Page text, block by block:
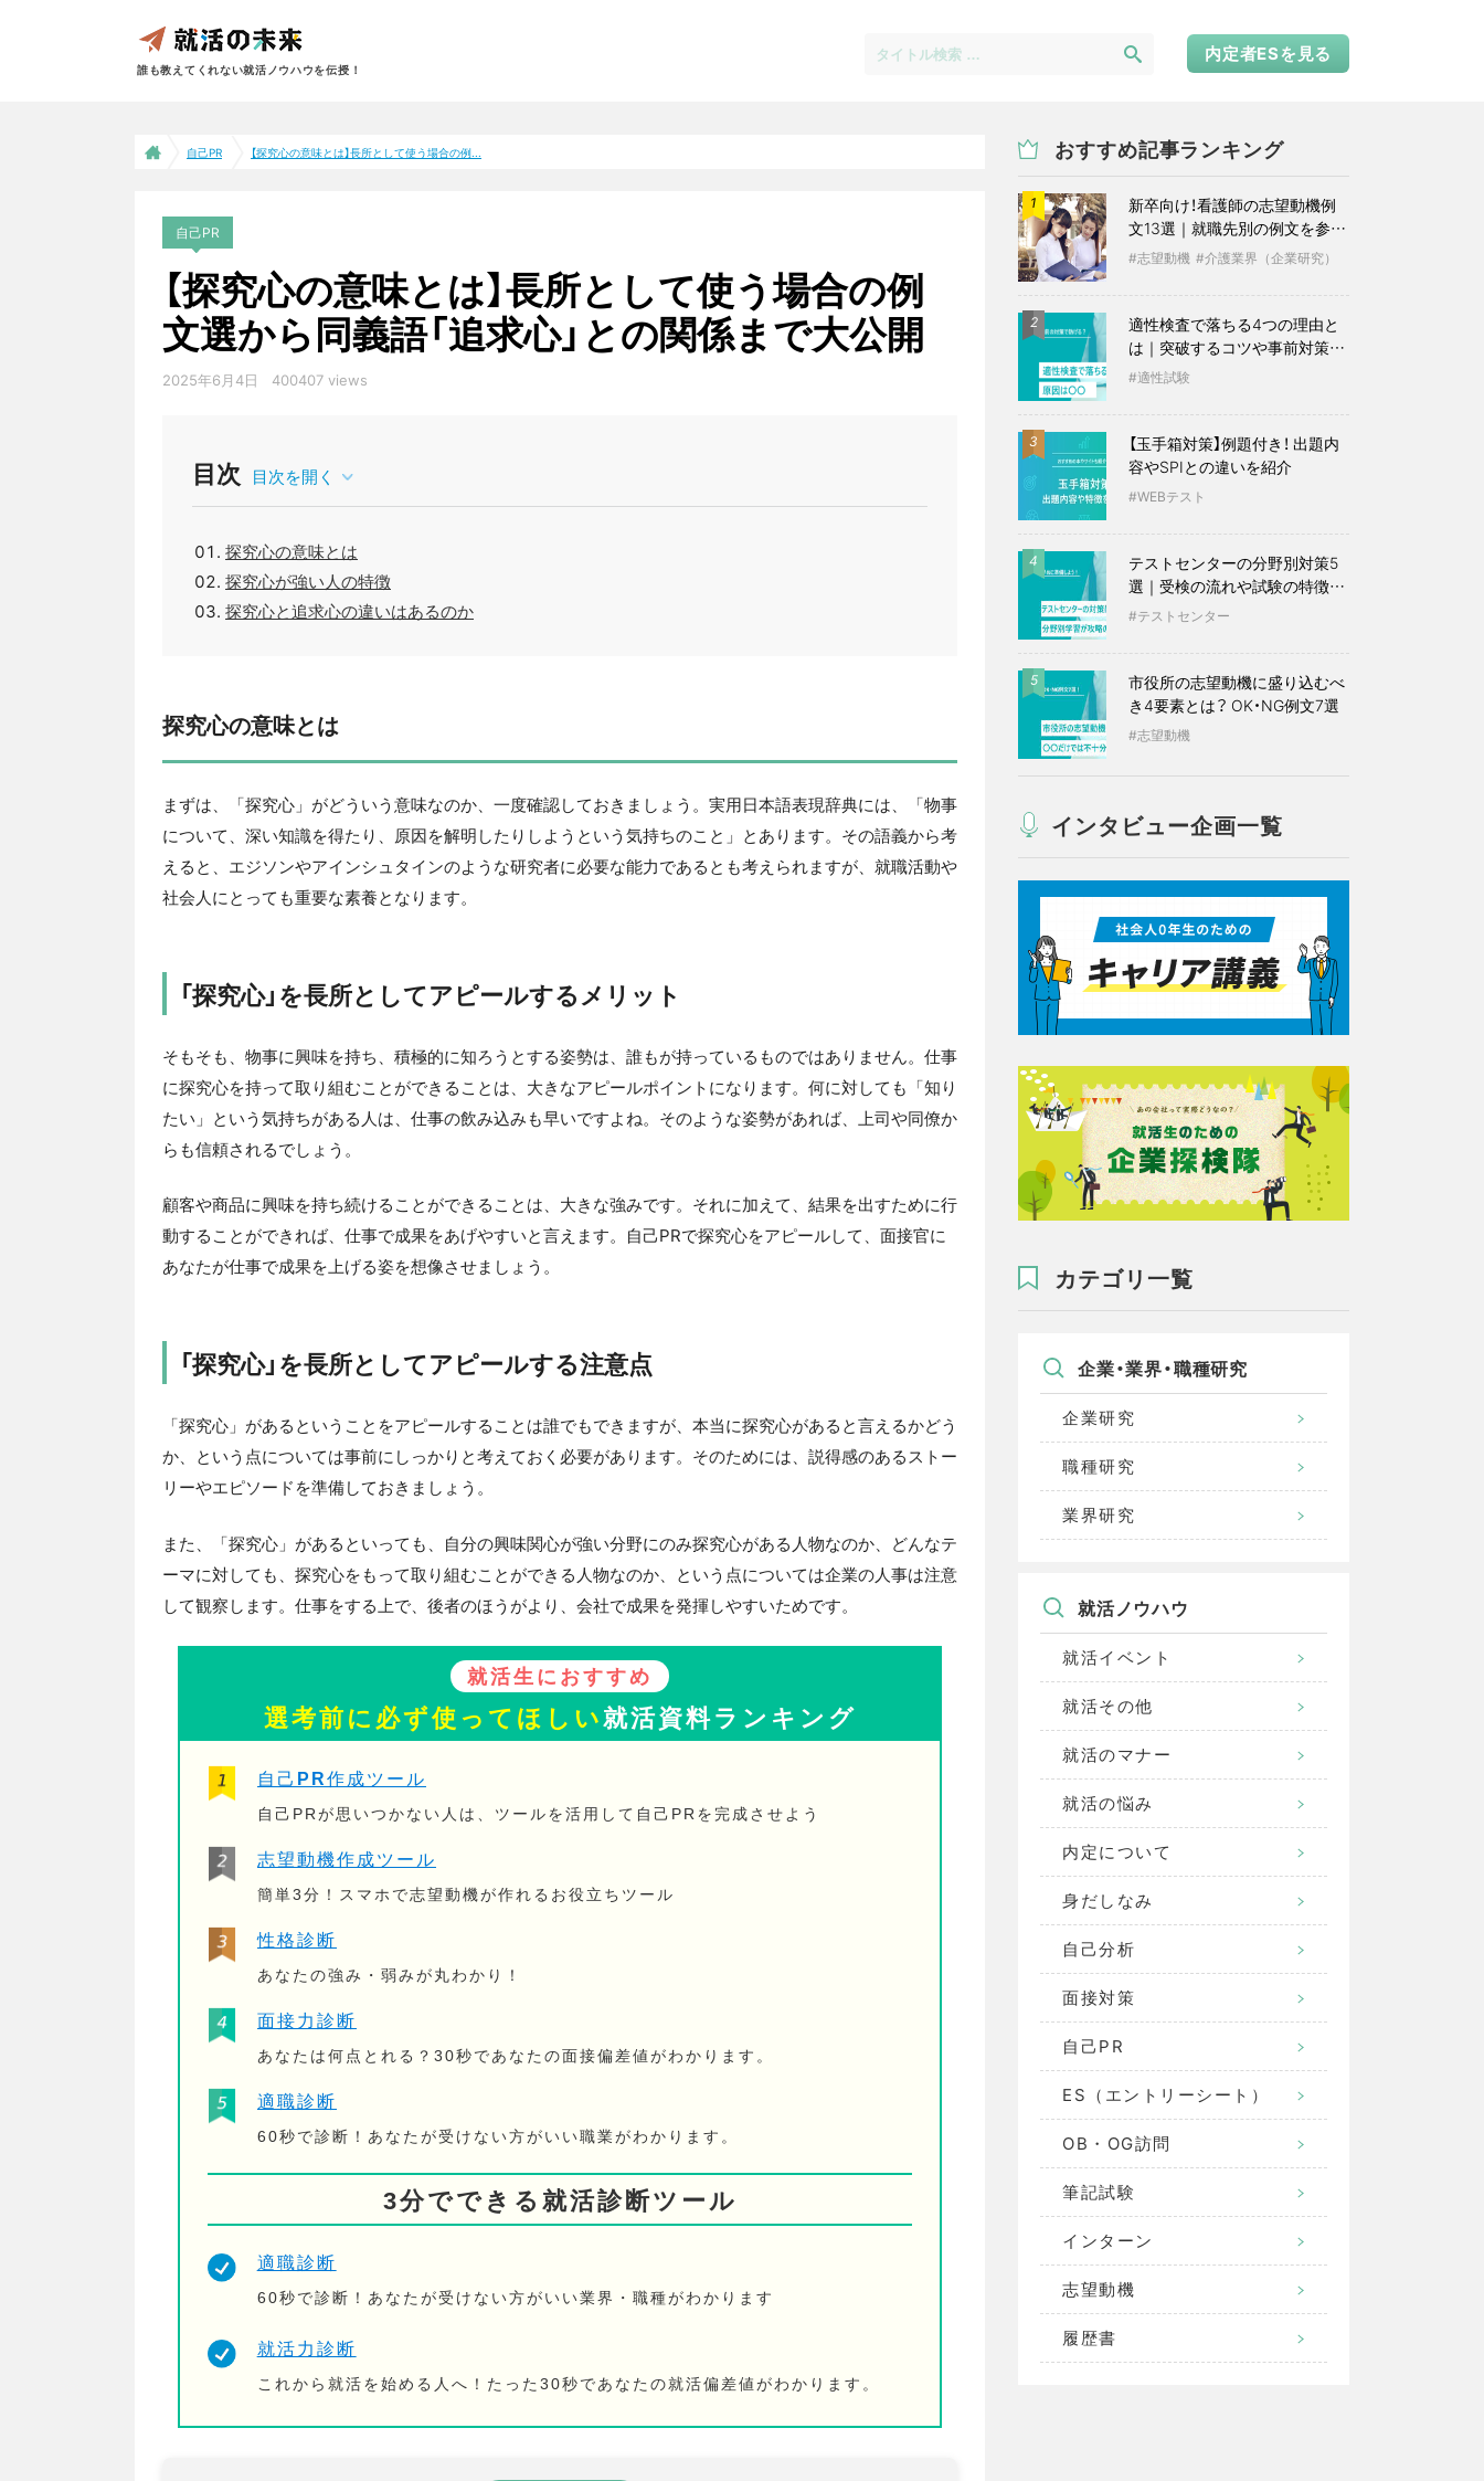
誰も教えてくれない就活ノウハウを伝授！
内定者ESを見る
自己PR 【探究心の意味とは】長所として使う場合の例...
自己PR
【探究心の意味とは】長所として使う場合の例
文選から同義語「追求心」との関係まで大公開
2025年6月4日 400407 views
目次 目次を開く
探究心の意味とは
探究心が強い人の特徴
探究心と追求心の違いはあるのか
探究心の意味とは
まずは、「探究心」がどういう意味なのか、一度確認しておきましょう。実用日本語表現辞典には、「物事
について、深い知識を得たり、原因を解明したりしようという気持ちのこと」とあります。その語義から考
えると、エジソンやアインシュタインのような研究者に必要な能力であるとも考えられますが、就職活動や
社会人にとっても重要な素養となります。
「探究心」を長所としてアピールするメリット
そもそも、物事に興味を持ち、積極的に知ろうとする姿勢は、誰もが持っているものではありません。仕事
に探究心を持って取り組むことができることは、大きなアピールポイントになります。何に対しても「知り
たい」という気持ちがある人は、仕事の飲み込みも早いですよね。そのような姿勢があれば、上司や同僚か
らも信頼されるでしょう。
顧客や商品に興味を持ち続けることができることは、大きな強みです。それに加えて、結果を出すために行
動することができれば、仕事で成果をあげやすいと言えます。自己PRで探究心をアピールして、面接官に
あなたが仕事で成果を上げる姿を想像させましょう。
「探究心」を長所としてアピールする注意点
「探究心」があるということをアピールすることは誰でもできますが、本当に探究心があると言えるかどう
か、という点については事前にしっかりと考えておく必要があります。そのためには、説得感のあるストー
リーやエピソードを準備しておきましょう。
また、「探究心」があるといっても、自分の興味関心が強い分野にのみ探究心がある人物なのか、どんなテ
ーマに対しても、探究心をもって取り組むことができる人物なのか、という点については企業の人事は注意
して観察します。仕事をする上で、後者のほうがより、会社で成果を発揮しやすいためです。
就活生におすすめ
選考前に必ず使ってほしい就活資料ランキング
自己PR作成ツール
自己PRが思いつかない人は、ツールを活用して自己PRを完成させよう
志望動機作成ツール
簡単3分！スマホで志望動機が作れるお役立ちツール
性格診断
あなたの強み・弱みが丸わかり！
面接力診断
あなたは何点とれる？30秒であなたの面接偏差値がわかります。
適職診断
60秒で診断！あなたが受けない方がいい職業がわかります。
3分でできる就活診断ツール
適職診断
60秒で診断！あなたが受けない方がいい業界・職種がわかります
就活力診断
これから就活を始める人へ！たった30秒であなたの就活偏差値がわかります。
おすすめ記事ランキング
1
新卒向け！看護師の志望動機例
文13選｜就職先別の例文を参考
に志望動機 介護業界（企業研究）
2
適性検査で落ちる4つの理由と
は｜突破するコツや事前対策も
紹介
適性試験
3
【玉手箱対策】例題付き！ 出題内
容やSPIとの違いを紹介
WEBテスト
4
テストセンターの分野別対策5
選｜受検の流れや試験の特徴も
紹介
テストセンター
5
市役所の志望動機に盛り込むべ
き4要素とは？ OK・NG例文7選
志望動機
インタビュー企画一覧
カテゴリ一覧
企業・業界・職種研究
企業研究
職種研究
業界研究
就活ノウハウ
就活イベント
就活その他
就活のマナー
就活の悩み
内定について
身だしなみ
自己分析
面接対策
自己PR
ES（エントリーシート）
OB・OG訪問
筆記試験
インターン
志望動機
履歴書